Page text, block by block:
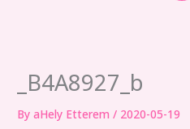
_B4A8927_b
ByaHely Etterem/ 2020-05-19